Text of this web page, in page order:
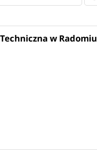
w Radomiu